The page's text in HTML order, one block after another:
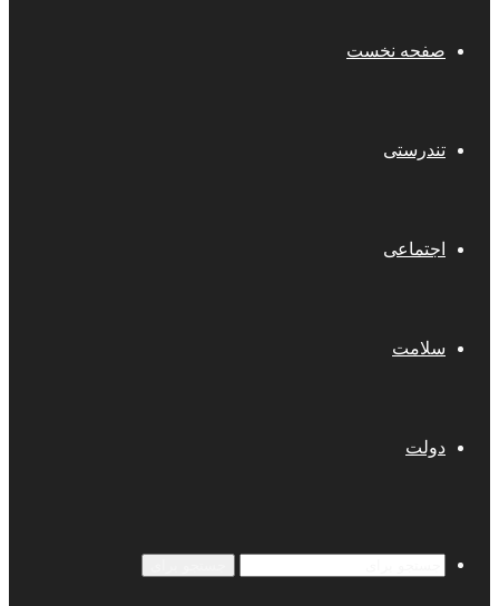
صفحه نخست
تندرستی
اجتماعی
سلامت
دولت